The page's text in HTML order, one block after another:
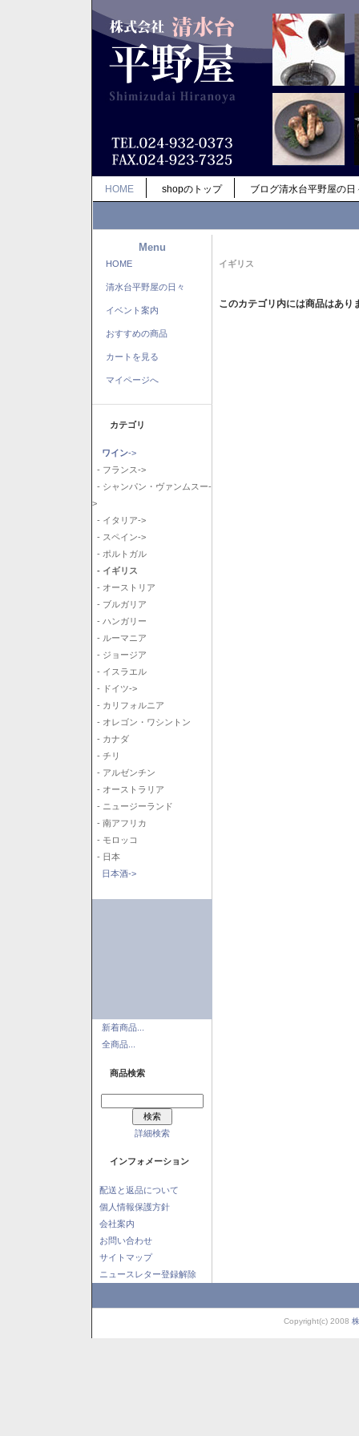
HOME shopのトップ ブログ清水台平野屋の日
Menu
HOME
清水台平野屋の日々
イベント案内
おすすめの商品
カートを見る
マイページへ
カテゴリ
ワイン->
- フランス->
- シャンパン・ヴァンムスー-
>
- イタリア->
- スペイン->
- ポルトガル
- イギリス
- オーストリア
- ブルガリア
- ハンガリー
- ルーマニア
- ジョージア
- イスラエル
- ドイツ->
- カリフォルニア
- オレゴン・ワシントン
- カナダ
- チリ
- アルゼンチン
- オーストラリア
- ニュージーランド
- 南アフリカ
- モロッコ
- 日本
日本酒->
新着商品...
全商品...
商品検索
詳細検索
インフォメーション
配送と返品について
個人情報保護方針
会社案内
お問い合わせ
サイトマップ
ニュースレター登録解除
イギリス
このカテゴリ内には商品はあり
Copyright(c) 2008